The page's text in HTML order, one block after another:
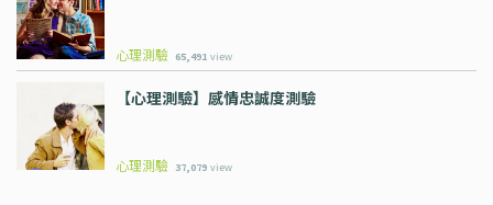
心理測驗 65,491 view
【心理測驗】感情忠誠度測驗
心理測驗 37,079 view